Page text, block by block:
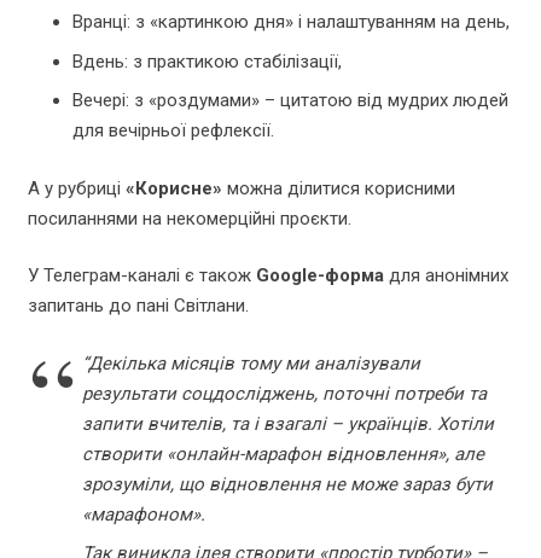
Вранці: з «картинкою дня» і налаштуванням на день,
Вдень: з практикою стабілізації,
Вечері: з «роздумами» – цитатою від мудрих людей
для вечірньої рефлексії.
А у рубриці «Корисне» можна ділитися корисними
посиланнями на некомерційні проєкти.
У Телеграм-каналі є також Google-формадля анонімних
запитань до пані Світлани.
“Декілька місяців тому ми аналізували
результати соцдосліджень, поточні потреби та
запити вчителів, та і взагалі – українців. Хотіли
створити «онлайн-марафон відновлення», але
зрозуміли, що відновлення не може зараз бути
«марафоном».
Так виникла ідея створити «простір турботи» –